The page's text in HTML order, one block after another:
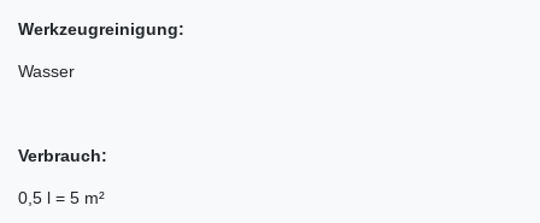
Werkzeugreinigung:
Wasser
Verbrauch:
0,5 l = 5 m²